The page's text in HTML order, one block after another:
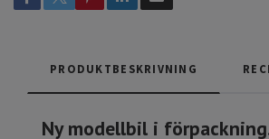
PRODUKTBESKRIVNING
Ny modellbil i